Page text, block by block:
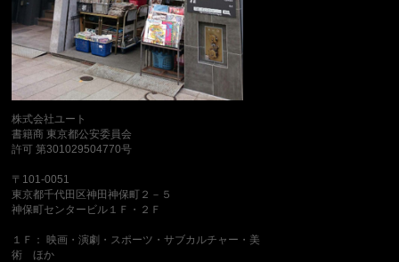
株式会社ユート
書籍商 東京都公安委員会
許可 第301029504770号
〒101-0051
東京都千代田区神田神保町２－５
神保町センタービル１Ｆ・２Ｆ
１Ｆ： 映画・演劇・スポーツ・サブカルチャー・美
術 ほか